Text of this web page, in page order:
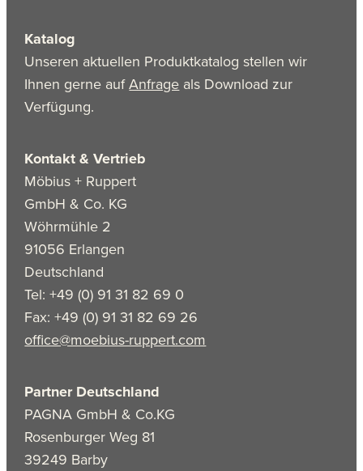
Katalog
Unseren aktuellen Produktkatalog stellen wir
Ihnen gerne aufAnfrage als Download zur
Verfügung.
Kontakt & Vertrieb
Möbius + Ruppert
GmbH & Co. KG
Wöhrmühle 2
91056 Erlangen
Deutschland
Tel: +49 (0) 91 31 82 69 0
Fax: +49 (0) 91 31 82 69 26
office@moebius-ruppert.com
Partner Deutschland
PAGNA GmbH & Co.KG
Rosenburger Weg 81
39249 Barby